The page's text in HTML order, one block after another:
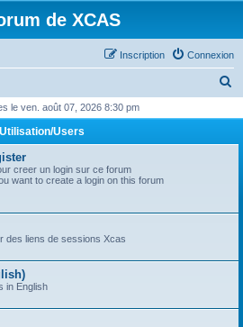
de XCAS
Connexion
Inscription
h
c
le ven. août 07, 2026 8:30 pm
Utilisation/Users
creer un login sur ce forum
want to create a login on this forum
des liens de sessions Xcas
in English